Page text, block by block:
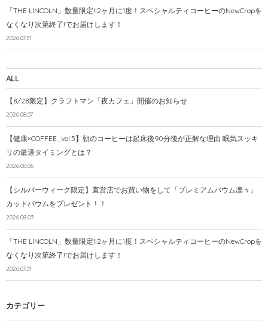
「THE LINCOLN」数量限定!!2ヶ月に1度！スペシャルティコーヒーのNewCropを
なくなり次第終了!でお届けします！
2026.07.31
ALL
【8/28限定】クラフトマン「夜カフェ」開催のお知らせ
2026.08.07
【健康×COFFEE_vol.5】朝のコーヒーは起床後90分後が正解な理由 眠気スッキ
リの最適タイミングとは？
2026.08.06
【シルバーウィーク限定】直営店でお買い物をして「プレミアムバウム凛々」
カットバウムをプレゼント！！
2026.08.03
「THE LINCOLN」数量限定!!2ヶ月に1度！スペシャルティコーヒーのNewCropを
なくなり次第終了!でお届けします！
2026.07.31
カテゴリー